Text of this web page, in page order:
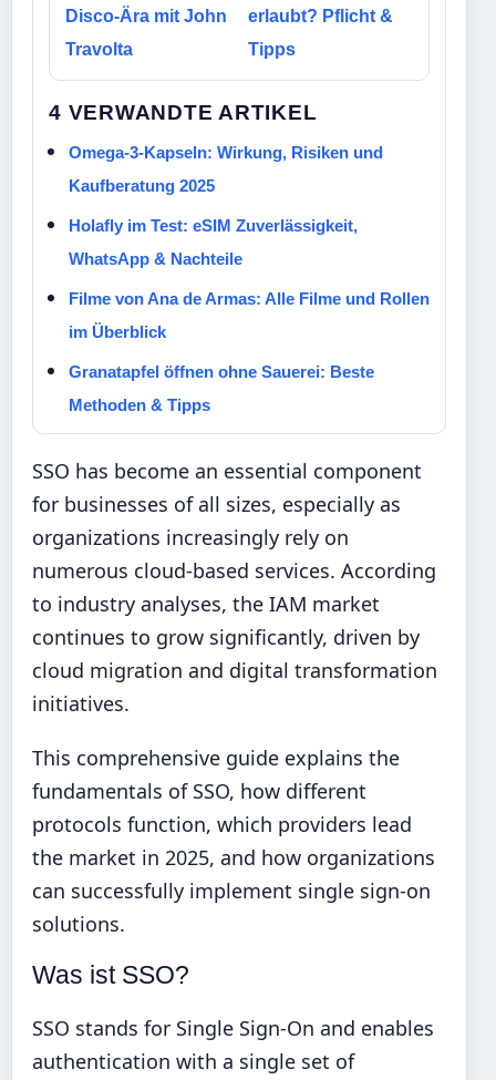
Disco-Ära mit John
Travolta
erlaubt? Pflicht &
Tipps
4 VERWANDTE ARTIKEL
Omega-3-Kapseln: Wirkung, Risiken und
Kaufberatung 2025
Holafly im Test: eSIM Zuverlässigkeit,
WhatsApp & Nachteile
Filme von Ana de Armas: Alle Filme und Rollen
im Überblick
Granatapfel öffnen ohne Sauerei: Beste
Methoden & Tipps
SSO has become an essential component
for businesses of all sizes, especially as
organizations increasingly rely on
numerous cloud-based services. According
to industry analyses, the IAM market
continues to grow significantly, driven by
cloud migration and digital transformation
initiatives.
This comprehensive guide explains the
fundamentals of SSO, how different
protocols function, which providers lead
the market in 2025, and how organizations
can successfully implement single sign-on
solutions.
Was ist SSO?
SSO stands for Single Sign-On and enables
authentication with a single set of